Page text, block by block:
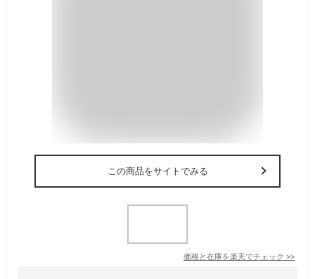
この商品をサイトでみる
価格と在庫を楽天でチェック >>